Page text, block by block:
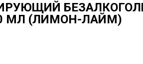
МЛ (ЛИМОН-ЛАЙМ)